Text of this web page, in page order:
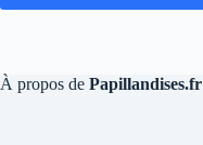
À propos de